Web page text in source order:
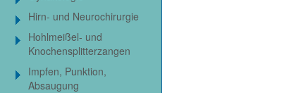
Hirn- und Neurochirurgie
Hohlmeißel- und
Knochensplitterzangen
Impfen, Punktion,
Absaugung